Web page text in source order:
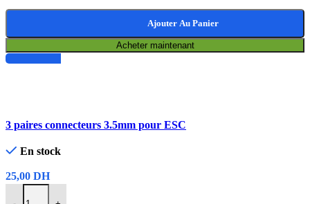
Ajouter Au Panier
Acheter maintenant
Aperçu rapide
Ajouter à la liste de souhaits
3 paires connecteurs 3.5mm pour ESC
En stock
25,00 DH